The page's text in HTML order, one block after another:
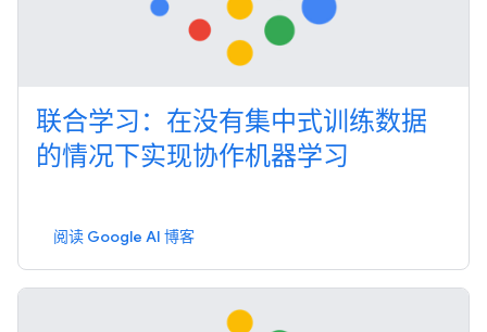
联合学习：在没有集中式训练数据
的情况下实现协作机器学习
阅读 Google AI 博客